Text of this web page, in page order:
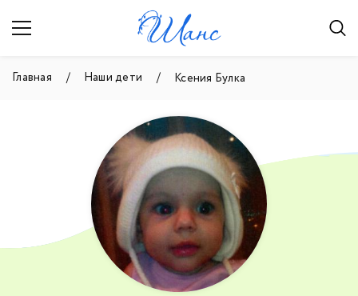
Главная Наши дети Ксения Булка